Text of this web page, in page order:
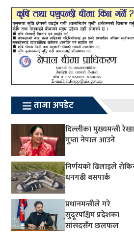
ताजा अपडेट
दिल्लीका मुख्यमन्त्री रेखा
गुप्ता नेपाल आउने
निर्णयको ढिलाइले
धनगढी बसपार्क
प्रधानमन्त्रीले गरे
सुदूरपश्चिम प्रदेशका
सांसदसँग छलफल